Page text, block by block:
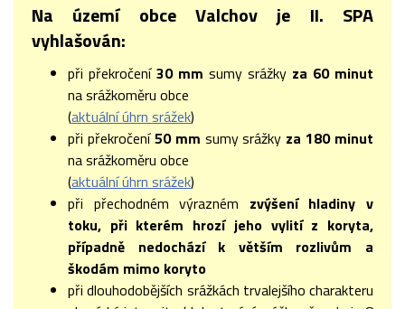
Na území obce Valchov je II. SPA
vyhlašován:
při překročení 30 mm sumy srážky za 60 minut
na srážkoměru obce
(aktuální úhrn srážek)
při překročení50 mm sumy srážky za 180 minut
na srážkoměru obce
(aktuální úhrn srážek)
při přechodném výrazném zvýšení hladiny v
toku, při kterém hrozí jeho vylití z koryta,
případně nedochází k větším rozlivům a
škodám mimo koryto
při dlouhodobějších srážkách trvalejšího charakteru